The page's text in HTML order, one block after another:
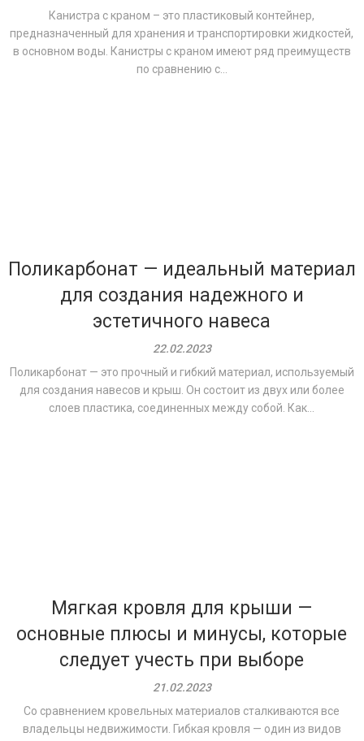
Канистра с краном – это пластиковый контейнер,
предназначенный для хранения и транспортировки жидкостей,
в основном воды. Канистры с краном имеют ряд преимуществ
по сравнению с...
Поликарбонат — идеальный материал
для создания надежного и
эстетичного навеса
22.02.2023
Поликарбонат — это прочный и гибкий материал, используемый
для создания навесов и крыш. Он состоит из двух или более
слоев пластика, соединенных между собой. Как...
Мягкая кровля для крыши —
основные плюсы и минусы, которые
следует учесть при выборе
21.02.2023
Со сравнением кровельных материалов сталкиваются все
владельцы недвижимости. Гибкая кровля — один из видов